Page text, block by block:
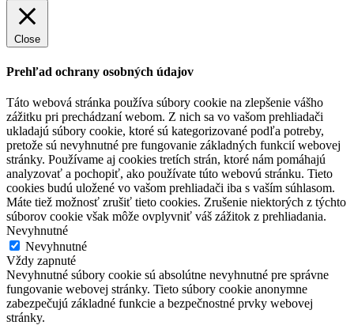
Close
Prehľad ochrany osobných údajov
Táto webová stránka používa súbory cookie na zlepšenie vášho
zážitku pri prechádzaní webom. Z nich sa vo vašom prehliadači
ukladajú súbory cookie, ktoré sú kategorizované podľa potreby,
pretože sú nevyhnutné pre fungovanie základných funkcií webovej
stránky. Používame aj cookies tretích strán, ktoré nám pomáhajú
analyzovať a pochopiť, ako používate túto webovú stránku. Tieto
cookies budú uložené vo vašom prehliadači iba s vaším súhlasom.
Máte tiež možnosť zrušiť tieto cookies. Zrušenie niektorých z týchto
súborov cookie však môže ovplyvniť váš zážitok z prehliadania.
Nevyhnutné
Nevyhnutné
Vždy zapnuté
Nevyhnutné súbory cookie sú absolútne nevyhnutné pre správne
fungovanie webovej stránky. Tieto súbory cookie anonymne
zabezpečujú základné funkcie a bezpečnostné prvky webovej
stránky.